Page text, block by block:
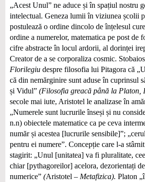
„Acest Unul” ne aduce și în spațiul nostru
intelectual. Geneza lumii în viziunea școlii
postulează o ordine dincolo de înțelesul
ordine a numerelor, matematica pe post de
cifre abstracte în locul ardorii, al dorinței
Creator de a se corporaliza cosmic.
Florilegiudespre filosofia lui Pitagora că
că din nemărginire sunt aduse în cuprinsul
și Vidul” (Filosofia greacă până la Platon,
secole mai iute, Aristotel le analizase în
„Numerele sunt lucrurile înseși și nu
n.n) obiectele matematice ca pe ceva
număr și acestea [lucrurile sensibile]”;
pentru ei numere”. Concepție care l-a
stagirit: „Unul [unitatea] va fi pluralitate,
chiar [pythagoreilor] acelora, dezorientați
numerice” (Aristotel – Metafizica). Platon